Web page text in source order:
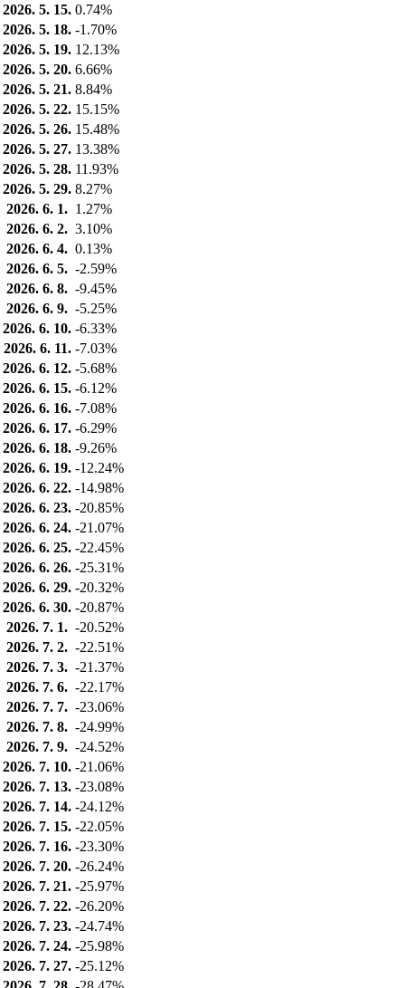
2026. 5. 15. 0.74%
2026. 5. 18. -1.70%
2026. 5. 19. 12.13%
2026. 5. 20. 6.66%
2026. 5. 21. 8.84%
2026. 5. 22. 15.15%
2026. 5. 26. 15.48%
2026. 5. 27. 13.38%
2026. 5. 28. 11.93%
2026. 5. 29. 8.27%
2026. 6. 1. 1.27%
2026. 6. 2. 3.10%
2026. 6. 4. 0.13%
2026. 6. 5. -2.59%
2026. 6. 8. -9.45%
2026. 6. 9. -5.25%
2026. 6. 10. -6.33%
2026. 6. 11. -7.03%
2026. 6. 12. -5.68%
2026. 6. 15. -6.12%
2026. 6. 16. -7.08%
2026. 6. 17. -6.29%
2026. 6. 18. -9.26%
2026. 6. 19. -12.24%
2026. 6. 22. -14.98%
2026. 6. 23. -20.85%
2026. 6. 24. -21.07%
2026. 6. 25. -22.45%
2026. 6. 26. -25.31%
2026. 6. 29. -20.32%
2026. 6. 30. -20.87%
2026. 7. 1. -20.52%
2026. 7. 2. -22.51%
2026. 7. 3. -21.37%
2026. 7. 6. -22.17%
2026. 7. 7. -23.06%
2026. 7. 8. -24.99%
2026. 7. 9. -24.52%
2026. 7. 10. -21.06%
2026. 7. 13. -23.08%
2026. 7. 14. -24.12%
2026. 7. 15. -22.05%
2026. 7. 16. -23.30%
2026. 7. 20. -26.24%
2026. 7. 21. -25.97%
2026. 7. 22. -26.20%
2026. 7. 23. -24.74%
2026. 7. 24. -25.98%
2026. 7. 27. -25.12%